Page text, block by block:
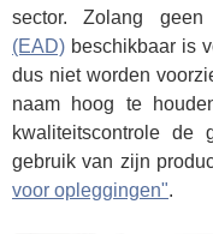
sector. Zolang
(EAD) beschikbaar is
dus niet worden
naam hoog te
kwaliteitscontrole de
gebruik van zijn
voor opleggingen".